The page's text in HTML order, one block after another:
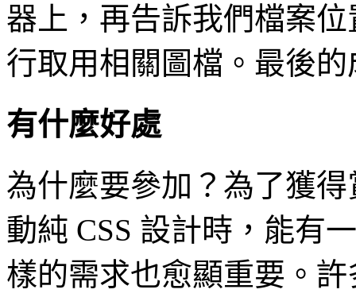
器上，再告訴我們檔案
行取用相關圖檔。最後
有什麼好處
為什麼要參加？為了獲
動純 CSS 設計時，能有
樣的需求也愈顯重要。